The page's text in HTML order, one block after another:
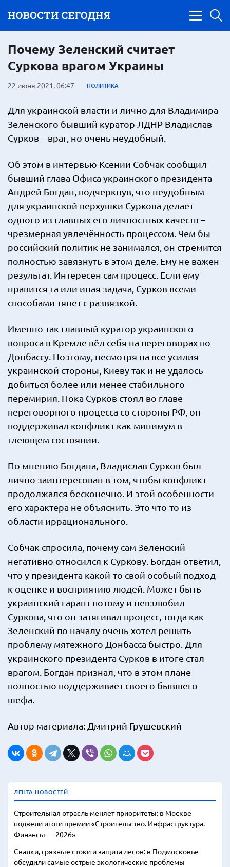
Почему Зеленский считает
Суркова врагом Украины
22 июня 2021, 06:47 ПОЛИТИКА
Для украинской власти и лично для Владимира
Зеленского бывший куратор ЛДНР Владислав
Сурков – враг, но очень неудобный.
Об этом в интервью Ксении Собчак сообщил
бывший глава Офиса украинского президента
Андрей Богдан, подчеркнув, что неудобным
для украинской верхушки Суркова делает
одного из главных его личностных качеств –
чрезмерная увлечённость процессом. Чем бы
российский политик не занимался, он стремится
полностью завязнуть в этом деле. Ему не важен
результат. Интересен сам процесс. Если ему
нравится та или иная задача, Сурков всеми
способами тянет с развязкой.
Именно так главный куратор украинского
вопроса в Кремле вёл себя на переговорах по
Донбассу. Поэтому, несмотря на все усилия
украинской стороны, Киеву так и не удалось
добиться более или менее стабильного
перемирия. Пока Сурков стоял во главе
переговорного процесса со стороны РФ, он
поддерживал конфликт как минимум в
тлеющем состоянии.
По мнению Богдана, Владислав Сурков был
лично заинтересован в том, чтобы конфликт
продолжался бесконечно. И этой особенности
его характера не объяснить. Это что-то из
области иррационального.
Собчак спросила, почему сам Зеленский
негативно относился к Суркову. Богдан ответил,
что у президента какой-то свой особый подход
к оценке и восприятию людей. Может быть
украинский гарант потому и невзлюбил
Суркова, что он затягивал процесс, тогда как
Зеленский по началу очень хотел решить
проблему мятежного Донбасса быстро. Для
украинского президента Сурков в итоге стал
врагом. Богдан признал, что в этом плане
полностью поддерживает своего бывшего
шефа.
Автор материала: Дмитрий Грушевский
ЛЕНТА НОВОСТЕЙ
Строительная отрасль меняет приоритеты: в Москве
подвели итоги премии «Строительство. Инфраструктура.
Финансы — 2026»
Свалки, грязные стоки и защита лесов: в Подмосковье
обсудили самые острые экологические проблемы